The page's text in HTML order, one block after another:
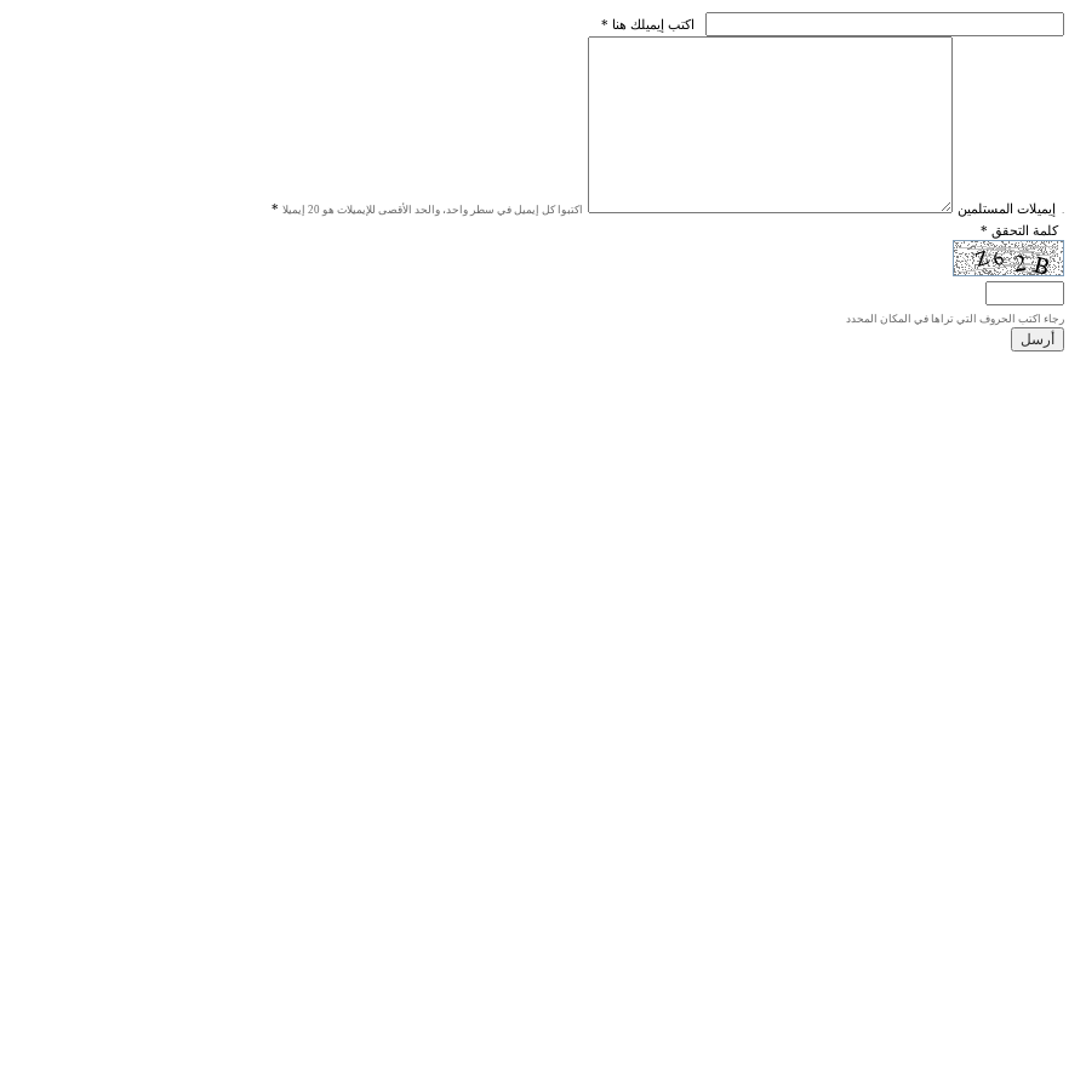
* اكتب إيميلك هنا
* إيميلات المستلمين اكتبوا كل إيميل في سطر واحد، والحد الأقصى للإيميلات هو 20 إيميلا.
* كلمة التحقق
رجاء اكتب الحروف التي تراها في المكان المحدد